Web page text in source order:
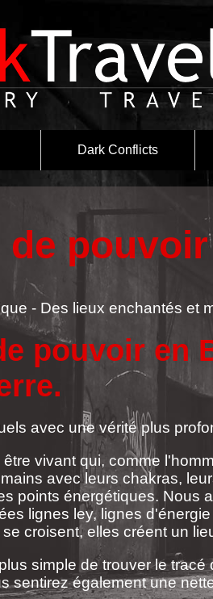
Dark Conflicts
de pouvoir
- Des lieux enchantés et
pouvoir en
avec une vérité plus
être vivant qui, comme
avec leurs chakras,
points énergétiques. Nous
lignes ley, lignes
croisent, elles créent un
simple de trouver le
sentirez également une